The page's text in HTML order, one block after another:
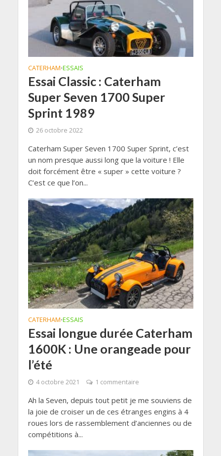
CATERHAM•ESSAIS
Essai Classic : Caterham
Super Seven 1700 Super
Sprint 1989
26 octobre 2022
Caterham Super Seven 1700 Super Sprint, c’est
un nom presque aussi long que la voiture ! Elle
doit forcément être « super » cette voiture ?
C’est ce que l’on...
CATERHAM•ESSAIS
Essai longue durée Caterham
1600K : Une orangeade pour
l’été
4 octobre 2021 1 commentaire
Ah la Seven, depuis tout petit je me souviens de
la joie de croiser un de ces étranges engins à 4
roues lors de rassemblement d’anciennes ou de
compétitions à...